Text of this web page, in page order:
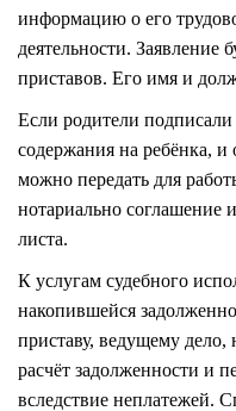
информацию о его
деятельности. Заявление
приставов. Его имя и
Если родители
содержания на ребёнка, и
можно передать для
нотариально соглашение
листа.
К услугам судебного
накопившейся
приставу, ведущему дело,
расчёт задолженности и
вследствие неплатежей.